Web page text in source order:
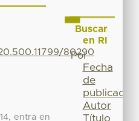
80290
entra en
Buscar
en RI
Por
Fecha
de
publicación
Autor
Título